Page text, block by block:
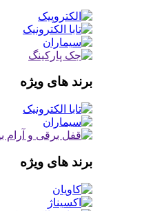
برند های ویژه
برند های ویژه